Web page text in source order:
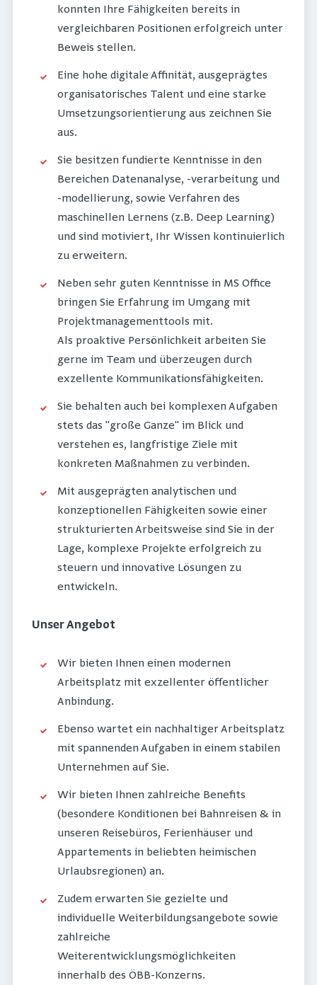
konnten Ihre Fähigkeiten bereits in
vergleichbaren Positionen erfolgreich unter
Beweis stellen.
Eine hohe digitale Affinität, ausgeprägtes
organisatorisches Talent und eine starke
Umsetzungsorientierung aus zeichnen Sie
aus.
Sie besitzen fundierte Kenntnisse in den
Bereichen Datenanalyse, -verarbeitung und
-modellierung, sowie Verfahren des
maschinellen Lernens (z.B. Deep Learning)
und sind motiviert, Ihr Wissen kontinuierlich
zu erweitern.
Neben sehr guten Kenntnisse in MS Office
bringen Sie Erfahrung im Umgang mit
Projektmanagementtools mit.
Als proaktive Persönlichkeit arbeiten Sie
gerne im Team und überzeugen durch
exzellente Kommunikationsfähigkeiten.
Sie behalten auch bei komplexen Aufgaben
stets das "große Ganze" im Blick und
verstehen es, langfristige Ziele mit
konkreten Maßnahmen zu verbinden.
Mit ausgeprägten analytischen und
konzeptionellen Fähigkeiten sowie einer
strukturierten Arbeitsweise sind Sie in der
Lage, komplexe Projekte erfolgreich zu
steuern und innovative Lösungen zu
entwickeln.
Unser Angebot
Wir bieten Ihnen einen modernen
Arbeitsplatz mit exzellenter öffentlicher
Anbindung.
Ebenso wartet ein nachhaltiger Arbeitsplatz
mit spannenden Aufgaben in einem stabilen
Unternehmen auf Sie.
Wir bieten Ihnen zahlreiche Benefits
(besondere Konditionen bei Bahnreisen & in
unseren Reisebüros, Ferienhäuser und
Appartements in beliebten heimischen
Urlaubsregionen) an.
Zudem erwarten Sie gezielte und
individuelle Weiterbildungsangebote sowie
zahlreiche
Weiterentwicklungsmöglichkeiten
innerhalb des ÖBB-Konzerns.